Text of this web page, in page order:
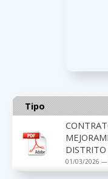
Tipo
DISTRITO
01/03/2026 —